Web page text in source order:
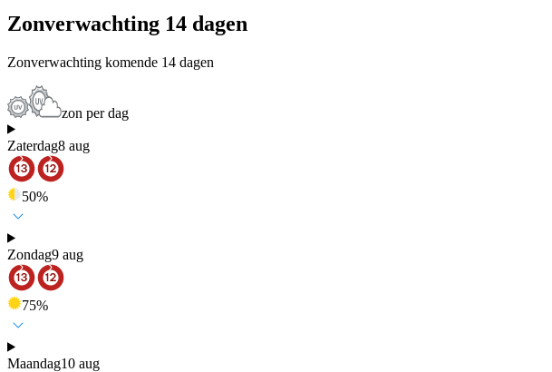
Zonverwachting 14 dagen
Zonverwachting komende 14 dagen
zon per dag
Zaterdag8 aug
50%
Zondag9 aug
75%
Maandag10 aug